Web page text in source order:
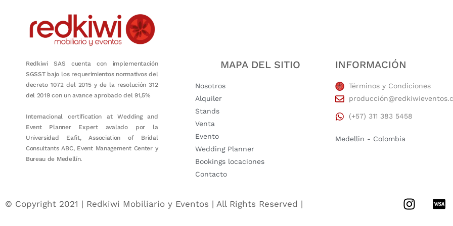
Redkiwi SAS cuenta con implementación
SGSST bajo los requerimientos normativos del
decreto 1072 del 2015 y de la resolución 312
del 2019 con un avance aprobado del 91,5%
Internacional certification at Wedding and
Event Planner Expert avalado por la
Universidad Eafit, Association of Bridal
Consultants ABC, Event Management Center y
Bureau de Medellín.
MAPA DEL SITIO
Nosotros
Alquiler
Stands
Venta
Evento
Wedding Planner
Bookings locaciones
Contacto
INFORMACIÓN
Términos y Condiciones
(+57) 311 383 5458
Medellin - Colombia
© Copyright 2021 | Redkiwi Mobiliario y Eventos | All Rights Reserved |